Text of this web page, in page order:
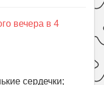
вечера в 4
сердечки;